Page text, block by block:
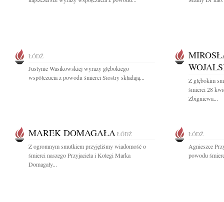
ŁÓDŹ
Justynie Wasikowskiej wyrazy głębokiego
współczucia z powodu śmierci Siostry składają...
Z głębokim
śmierci 28
Zbigniewa...
MAREK DOMAGAŁA ŁÓDŹ
Z ogromnym smutkiem przyjęliśmy wiadomość o
śmierci naszego Przyjaciela i Kolegi Marka
Domagały...
ŁÓDŹ
Agnieszce
powodu